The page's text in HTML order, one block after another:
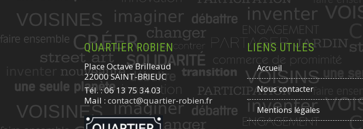
QUARTIER ROBIEN
Place Octave Brilleaud
22000 SAINT-BRIEUC
Tél. : 06 13 75 34 03
Mail : contact@quartier-robien.fr
LIENS UTILES
Accueil
Nous contacter
Mentions légales